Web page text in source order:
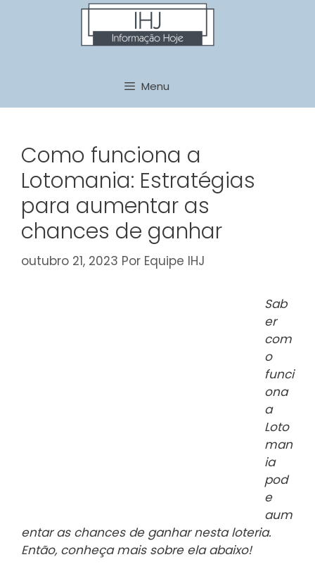
Menu
Como funciona a
Lotomania: Estratégias
para aumentar as
chances de ganhar
outubro 21, 2023 Por Equipe IHJ
Sab
er
com
o
funci
ona
a
Loto
man
ia
pod
e
aum
entar as chances de ganhar nesta loteria.
Então, conheça mais sobre ela abaixo!